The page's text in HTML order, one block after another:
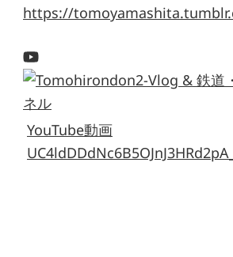
https://
YouTube動画